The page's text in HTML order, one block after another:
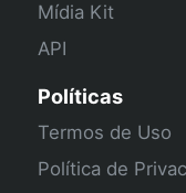
Mídia Kit
API
Políticas
Termos de Uso
Política de